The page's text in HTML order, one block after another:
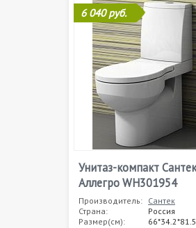
6 040 руб.
Унитаз-компакт Сантек
Аллегро WH301954
Производитель: Сантек
Страна:
Россия
Размер(см):
66*34.2*81.5